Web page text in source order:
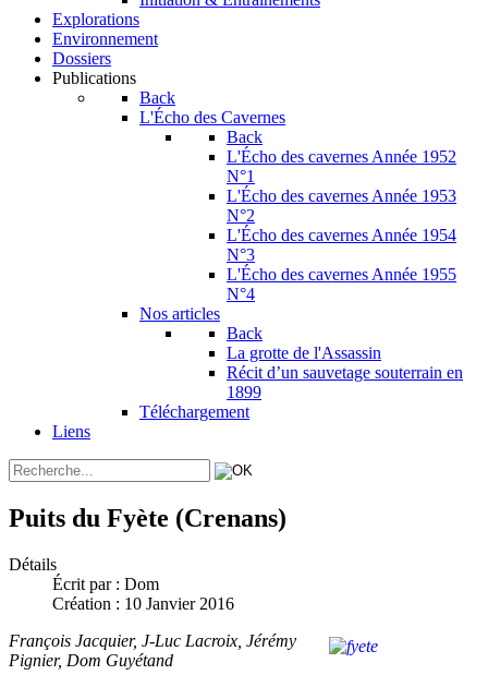
Explorations
Environnement
Dossiers
Publications
Back
L'Écho des Cavernes
Back
L'Écho des cavernes Année 1952
N°1
L'Écho des cavernes Année 1953
N°2
L'Écho des cavernes Année 1954
N°3
L'Écho des cavernes Année 1955
N°4
Nos articles
Back
La grotte de l'Assassin
Récit d’un sauvetage souterrain en
1899
Téléchargement
Liens
Puits du Fyète (Crenans)
Détails
Écrit par : Dom
Création : 10 Janvier 2016
François Jacquier, J-Luc Lacroix, Jérémy
Pignier, Dom Guyétand